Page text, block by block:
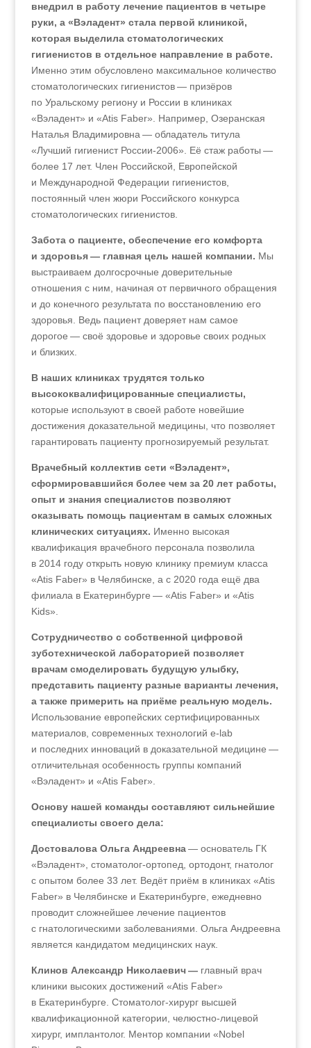
внедрил в работу лечение пациентов в четыре
руки, а «Вэладент» стала первой клиникой,
которая выделила стоматологических
гигиенистов в отдельное направление в работе.
Именно этим обусловлено максимальное количество
стоматологических гигиенистов — призёров
по Уральскому региону и России в клиниках
«Вэладент» и «Atis Faber». Например, Озеранская
Наталья Владимировна — обладатель титула
«Лучший гигиенист России-2006». Её стаж работы —
более 17 лет. Член Российской, Европейской
и Международной Федерации гигиенистов,
постоянный член жюри Российского конкурса
стоматологических гигиенистов.
Забота о пациенте, обеспечение его комфорта
и здоровья — главная цель нашей компании. Мы
выстраиваем долгосрочные доверительные
отношения с ним, начиная от первичного обращения
и до конечного результата по восстановлению его
здоровья. Ведь пациент доверяет нам самое
дорогое — своё здоровье и здоровье своих родных
и близких.
В наших клиниках трудятся только
высококвалифицированные специалисты,
которые используют в своей работе новейшие
достижения доказательной медицины, что позволяет
гарантировать пациенту прогнозируемый результат.
Врачебный коллектив сети «Вэладент»,
сформировавшийся более чем за 20 лет работы,
опыт и знания специалистов позволяют
оказывать помощь пациентам в самых сложных
клинических ситуациях. Именно высокая
квалификация врачебного персонала позволила
в 2014 году открыть новую клинику премиум класса
«Atis Faber» в Челябинске, а с 2020 года ещё два
филиала в Екатеринбурге — «Atis Faber» и «Atis
Kids».
Сотрудничество с собственной цифровой
зуботехнической лабораторией позволяет
врачам смоделировать будущую улыбку,
представить пациенту разные варианты лечения,
а также примерить на приёме реальную модель.
Использование европейских сертифицированных
материалов, современных технологий e-lab
и последних инноваций в доказательной медицине —
отличительная особенность группы компаний
«Вэладент» и «Atis Faber».
Основу нашей команды составляют сильнейшие
специалисты своего дела:
Достовалова Ольга Андреевна— основатель ГК
«Вэладент», стоматолог-ортопед, ортодонт, гнатолог
с опытом более 33 лет. Ведёт приём в клиниках «Atis
Faber» в Челябинске и Екатеринбурге, ежедневно
проводит сложнейшее лечение пациентов
с гнатологическими заболеваниями. Ольга Андреевна
является кандидатом медицинских наук.
Клинов Александр Николаевич —главный врач
клиники высоких достижений «Atis Faber»
в Екатеринбурге. Стоматолог-хирург высшей
квалификационной категории, челюстно-лицевой
хирург, имплантолог. Ментор компании «Nobel